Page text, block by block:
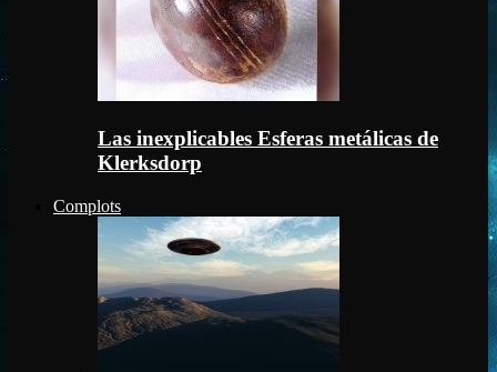
Las inexplicables Esferas metálicas de
Klerksdorp
Complots